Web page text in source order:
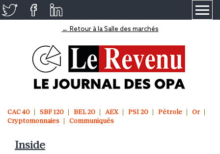
← Retour à la Salle des marchés
CAC 40 SBF 120 BEL 20 AEX PSI 20 Pétrole
Or
Cryptomonnaies
Communiqués
Inside